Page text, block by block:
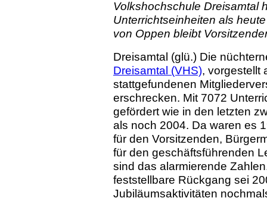
Volkshochschule Dreisamtal
Unterrichtseinheiten als
von Oppen bleibt
Dreisamtal (glü.) Die
Dreisamtal (VHS), vorgestellt
stattgefundenen
erschrecken. Mit 7072
gefördert wie in den letzten
als noch 2004. Da waren es
für den Vorsitzenden,
für den geschäftsführenden
sind das alarmierende
feststellbare Rückgang sei
Jubiläumsaktivitäten